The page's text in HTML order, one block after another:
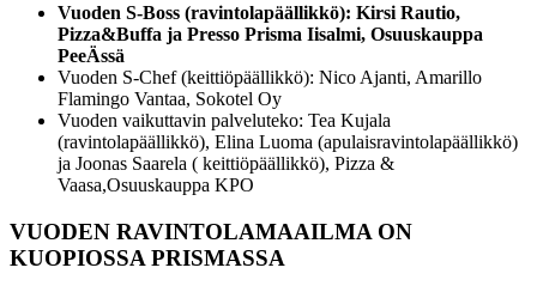
Vuoden S-Boss (ravintolapäällikkö): Kirsi Rautio,
Pizza&Buffa ja Presso Prisma Iisalmi, Osuuskauppa
PeeÄssä
Vuoden S-Chef (keittiöpäällikkö): Nico Ajanti, Amarillo
Flamingo Vantaa, Sokotel Oy
Vuoden vaikuttavin palveluteko: Tea Kujala
(ravintolapäällikkö), Elina Luoma (apulaisravintolapäällikkö)
ja Joonas Saarela ( keittiöpäällikkö), Pizza &
Vaasa,Osuuskauppa KPO
VUODEN RAVINTOLAMAAILMA ON
KUOPIOSSA PRISMASSA